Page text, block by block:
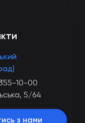
10-00
5/64
з нами